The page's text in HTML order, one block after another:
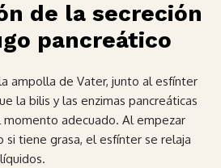
de la secreción
pancreático
ampolla de Vater, junto al esfínter
la bilis y las enzimas pancreáticas
adecuado. Al empezar
si tiene grasa, el esfínter se relaja